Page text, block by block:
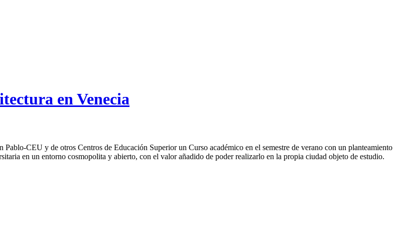
en Venecia
CEU y de otros Centros de Educación Superior un Curso académico en el semestre de verano con un planteamiento
en un entorno cosmopolita y abierto, con el valor añadido de poder realizarlo en la propia ciudad objeto de estudio.